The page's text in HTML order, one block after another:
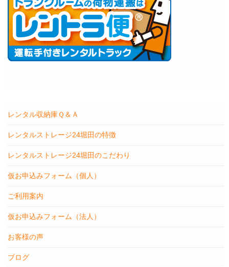
レンタル収納庫Ｑ＆Ａ
レンタルストレージ24堀田の特徴
レンタルストレージ24堀田のこだわり
仮お申込みフォーム（個人）
ご利用案内
仮お申込みフォーム（法人）
お客様の声
ブログ